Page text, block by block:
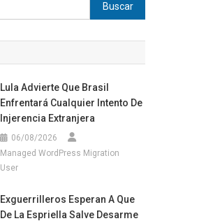
Lula Advierte Que Brasil
Enfrentará Cualquier Intento De
Injerencia Extranjera
06/08/2026
Managed WordPress Migration
User
Exguerrilleros Esperan A Que
De La Espriella Salve Desarme